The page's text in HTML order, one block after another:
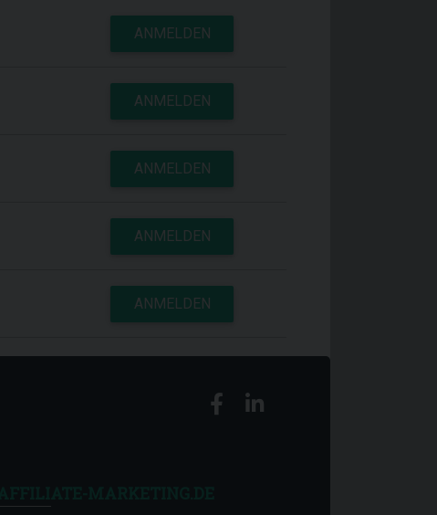
ANMELDEN
ANMELDEN
ANMELDEN
ANMELDEN
ANMELDEN